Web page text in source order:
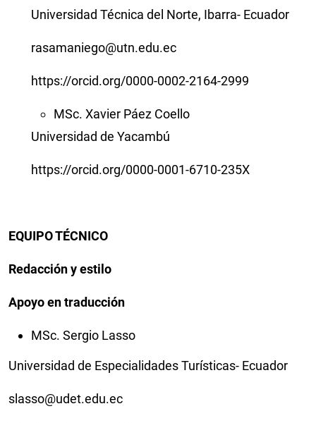
Universidad Técnica del Norte, Ibarra- Ecuador
rasamaniego@utn.edu.ec
https://orcid.org/0000-0002-2164-2999
MSc. Xavier Páez Coello
Universidad de Yacambú
https://orcid.org/0000-0001-6710-235X
EQUIPO TÉCNICO
Redacción y estilo
Apoyo en traducción
MSc. Sergio Lasso
Universidad de Especialidades Turísticas- Ecuador
slasso@udet.edu.ec